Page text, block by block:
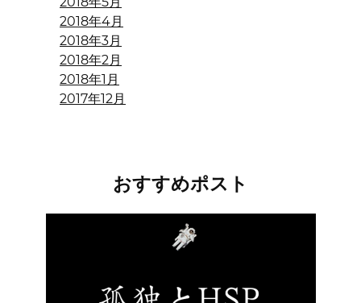
2018年4月
2018年3月
2018年2月
2018年1月
2017年12月
おすすめポスト